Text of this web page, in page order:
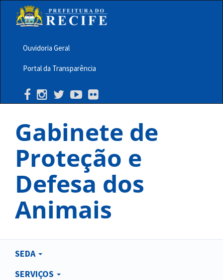
principalMenu
Barra
Topo
PCR
Ouvidoria Geral
Portal da Transparência
Gabinete de
Proteção e
Defesa dos
Animais
Main
navigation
SEDA
SERVIÇOS